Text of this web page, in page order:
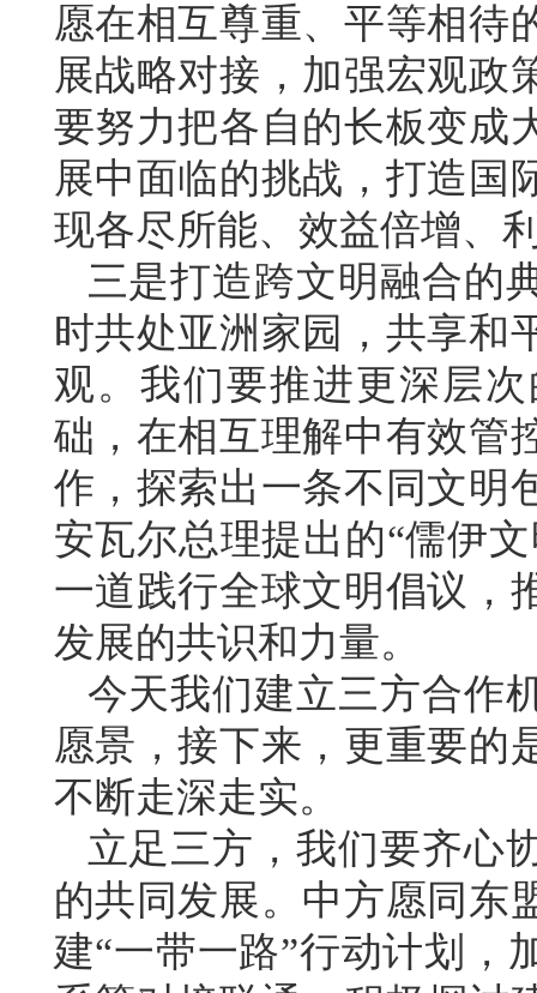
愿在相互尊重、平等相待
展战略对接，加强宏观政
要努力把各自的长板变成
展中面临的挑战，打造国
现各尽所能、效益倍增、
三是打造跨文明融合的
时共处亚洲家园，共享和
观。我们要推进更深层
础，在相互理解中有效管
作，探索出一条不同文明
安瓦尔总理提出的“儒伊
一道践行全球文明倡议，
发展的共识和力量。
今天我们建立三方合作
愿景，接下来，更重要的
不断走深走实。
立足三方，我们要齐心
的共同发展。中方愿同东
建“一带一路”行动计划，